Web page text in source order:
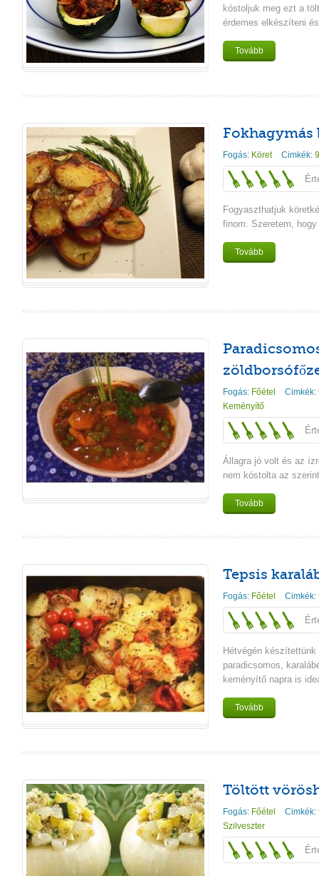
kóstoljuk meg ezt a
érdemes elkészíteni
Tovább
Fokhagymás
Fogás: Köret Cimkék:
Fogyaszthatjuk
finom. Szeretem,
Tovább
Fogás: Főétel Cimkék:
Keményítő
Állagra jó volt és az
nem kóstolta az
Tovább
Tepsis
Fogás: Főétel Cimkék:
Hétvégén
paradicsomos,
keményítő napra is
Tovább
Töltött
Fogás: Főétel Cimkék:
Szilveszter